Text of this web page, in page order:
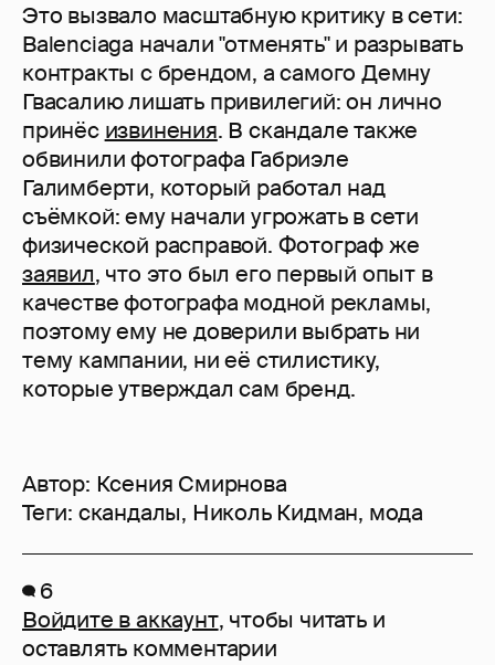
Это вызвало масштабную критику в сети:
Balenciaga начали "отменять" и разрывать
контракты с брендом, а самого Демну
Гвасалию лишать привилегий: он лично
принёс извинения. В скандале также
обвинили фотографа Габриэле
Галимберти, который работал над
съёмкой: ему начали угрожать в сети
физической расправой. Фотограф же
заявил, что это был его первый опыт в
качестве фотографа модной рекламы,
поэтому ему не доверили выбрать ни
тему кампании, ни её стилистику,
которые утверждал сам бренд.
Автор: Ксения Смирнова
Теги: скандалы, Николь Кидман, мода
6
Войдите в аккаунт, чтобы читать и
оставлять комментарии